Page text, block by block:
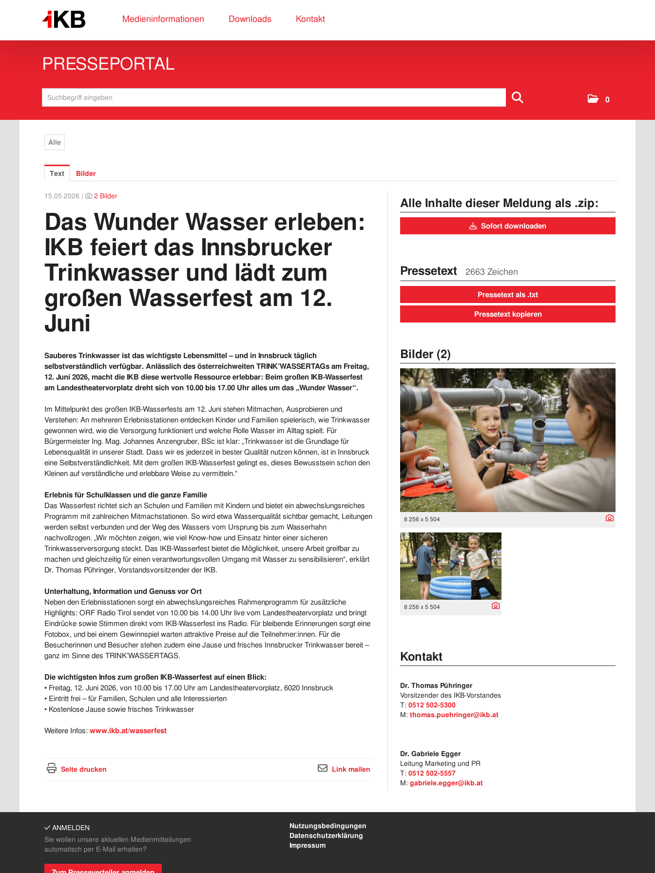
Medieninformationen Downloads Kontakt
0
PRESSEPORTAL
Alle
Text Bilder
15.05.2026 | 2 Bilder
Das Wunder Wasser erleben:
IKB feiert das Innsbrucker
Trinkwasser und lädt zum
großen Wasserfest am 12.
Juni
Sauberes Trinkwasser ist das wichtigste Lebensmittel – und in Innsbruck täglich
selbstverständlich verfügbar. Anlässlich des österreichweiten TRINK’WASSERTAGs am Freitag,
12. Juni 2026, macht die IKB diese wertvolle Ressource erlebbar: Beim großen IKB-Wasserfest
am Landestheatervorplatz dreht sich von 10.00 bis 17.00 Uhr alles um das „Wunder Wasser“.
Im Mittelpunkt des großen IKB-Wasserfests am 12. Juni stehen Mitmachen, Ausprobieren und
Verstehen: An mehreren Erlebnisstationen entdecken Kinder und Familien spielerisch, wie Trinkwasser
gewonnen wird, wie die Versorgung funktioniert und welche Rolle Wasser im Alltag spielt. Für
Bürgermeister Ing. Mag. Johannes Anzengruber, BSc ist klar: „Trinkwasser ist die Grundlage für
Lebensqualität in unserer Stadt. Dass wir es jederzeit in bester Qualität nutzen können, ist in Innsbruck
eine Selbstverständlichkeit. Mit dem großen IKB-Wasserfest gelingt es, dieses Bewusstsein schon den
Kleinen auf verständliche und erlebbare Weise zu vermitteln.“
Erlebnis für Schulklassen und die ganze Familie
Das Wasserfest richtet sich an Schulen und Familien mit Kindern und bietet ein abwechslungsreiches
Programm mit zahlreichen Mitmachstationen. So wird etwa Wasserqualität sichtbar gemacht, Leitungen
werden selbst verbunden und der Weg des Wassers vom Ursprung bis zum Wasserhahn
nachvollzogen. „Wir möchten zeigen, wie viel Know-how und Einsatz hinter einer sicheren
Trinkwasserversorgung steckt. Das IKB-Wasserfest bietet die Möglichkeit, unsere Arbeit greifbar zu
machen und gleichzeitig für einen verantwortungsvollen Umgang mit Wasser zu sensibilisieren“, erklärt
Dr. Thomas Pühringer, Vorstandsvorsitzender der IKB.
Unterhaltung, Information und Genuss vor Ort
Neben den Erlebnisstationen sorgt ein abwechslungsreiches Rahmenprogramm für zusätzliche
Highlights: ORF Radio Tirol sendet von 10.00 bis 14.00 Uhr live vom Landestheatervorplatz und bringt
Eindrücke sowie Stimmen direkt vom IKB-Wasserfest ins Radio. Für bleibende Erinnerungen sorgt eine
Fotobox, und bei einem Gewinnspiel warten attraktive Preise auf die Teilnehmer:innen. Für die
Besucherinnen und Besucher stehen zudem eine Jause und frisches Innsbrucker Trinkwasser bereit –
ganz im Sinne des TRINK’WASSERTAGS.
Die wichtigsten Infos zum großen IKB-Wasserfest auf einen Blick:
• Freitag, 12. Juni 2026, von 10.00 bis 17.00 Uhr am Landestheatervorplatz, 6020 Innsbruck
• Eintritt frei – für Familien, Schulen und alle Interessierten
• Kostenlose Jause sowie frisches Trinkwasser
Weitere Infos: www.ikb.at/wasserfest
Seite drucken Link mailen
Alle Inhalte dieser Meldung als .zip:
Sofort downloaden
Pressetext 2663 Zeichen
Pressetext als .txt
Pressetext kopieren
Bilder (2)
8 256 x 5 504
8 256 x 5 504
Kontakt
Dr. Thomas Pühringer
Vorsitzender des IKB-Vorstandes
T:0512 502-5300
M:thomas.puehringer@ikb.at
Dr. Gabriele Egger
Leitung Marketing und PR
T:0512 502-5557
M:gabriele.egger@ikb.at
ANMELDEN
Sie wollen unsere aktuellen Medienmitteilungen
automatisch per E-Mail erhalten?
Nutzungsbedingungen
Datenschutzerklärung
Impressum